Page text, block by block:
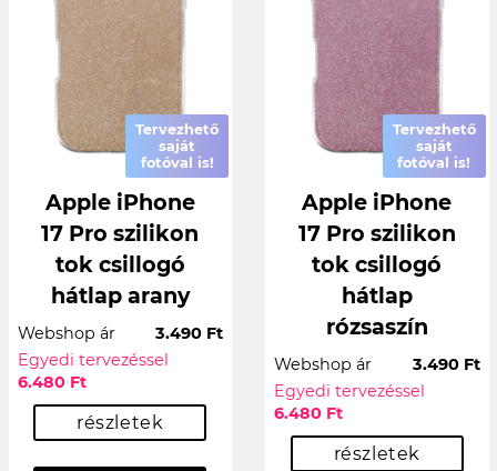
Tervezhető
saját
fotóval is!
Apple iPhone
17 Pro szilikon
tok csillogó
hátlap arany
Webshop ár
3.490 Ft
Egyedi tervezéssel
6.480 Ft
részletek
Tervezhető
saját
fotóval is!
Apple iPhone
17 Pro szilikon
tok csillogó
hátlap
rózsaszín
Webshop ár
3.490 Ft
Egyedi tervezéssel
6.480 Ft
részletek